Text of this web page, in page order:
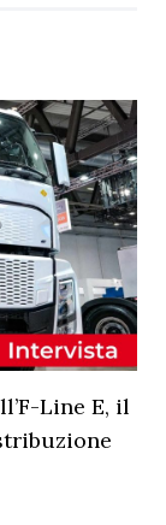
Line E, il